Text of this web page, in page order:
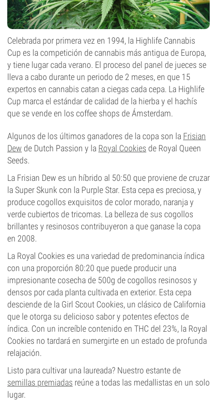
Celebrada por primera vez en 1994, la Highlife Cannabis
Cup es la competición de cannabis más antigua de Europa,
y tiene lugar cada verano. El proceso del panel de jueces se
lleva a cabo durante un periodo de 2 meses, en que 15
expertos en cannabis catan a ciegas cada cepa. La Highlife
Cup marca el estándar de calidad de la hierba y el hachís
que se vende en los coffee shops de Ámsterdam.
Algunos de los últimos ganadores de la copa son la Frisian
Dew de Dutch Passion y la Royal Cookies de Royal Queen
Seeds.
La Frisian Dew es un híbrido al 50:50 que proviene de cruzar
la Super Skunk con la Purple Star. Esta cepa es preciosa, y
produce cogollos exquisitos de color morado, naranja y
verde cubiertos de tricomas. La belleza de sus cogollos
brillantes y resinosos contribuyeron a que ganase la copa
en 2008.
La Royal Cookies es una variedad de predominancia índica
con una proporción 80:20 que puede producir una
impresionante cosecha de 500g de cogollos resinosos y
densos por cada planta cultivada en exterior. Esta cepa
desciende de la Girl Scout Cookies, un clásico de California
que le otorga su delicioso sabor y potentes efectos de
índica. Con un increíble contenido en THC del 23%, la Royal
Cookies no tardará en sumergirte en un estado de profunda
relajación.
Listo para cultivar una laureada? Nuestro estante de
semillas premiadas reúne a todas las medallistas en un solo
lugar.